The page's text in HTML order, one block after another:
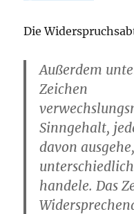
Die
Außerdem
Zeichen
Sinngehalt,
davon
handele. Das